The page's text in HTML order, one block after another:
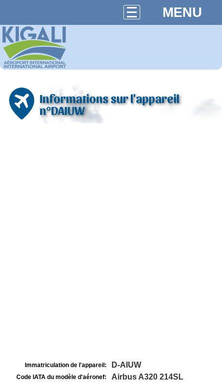
MENU
Informations sur l'appareil
n°DAIUW
Immatriculation de l'appareil: D-AIUW
Code IATA du modèle d'aéronef: Airbus A320 214SL